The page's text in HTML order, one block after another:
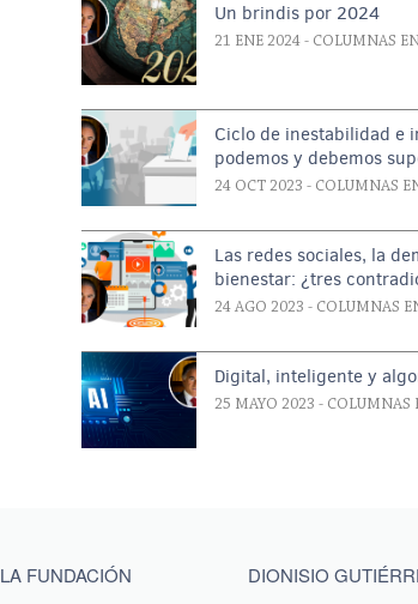
Un brindis por 2024
21 ENE 2024 - COLUMNAS
Ciclo de inestabilidad e
podemos y debemos
24 OCT 2023 - COLUMNAS
Las redes sociales, la
bienestar: ¿tres
24 AGO 2023 - COLUMNAS
Digital, inteligente y
25 MAYO 2023 - COLUMNAS
Main menu footer
LA FUNDACIÓN DIONISIO